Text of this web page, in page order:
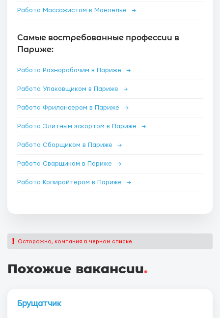
Работа Массажистом в Монпелье →
Самые востребованные профессии в
Париже:
Работа Разнорабочим в Париже →
Работа Упаковщиком в Париже →
Работа Фрилансером в Париже →
Работа Элитным эскортом в Париже →
Работа Сборщиком в Париже →
Работа Сварщиком в Париже →
Работа Копирайтером в Париже →
Осторожно, компания в черном списке
Похожие вакансии.
Брущатчик